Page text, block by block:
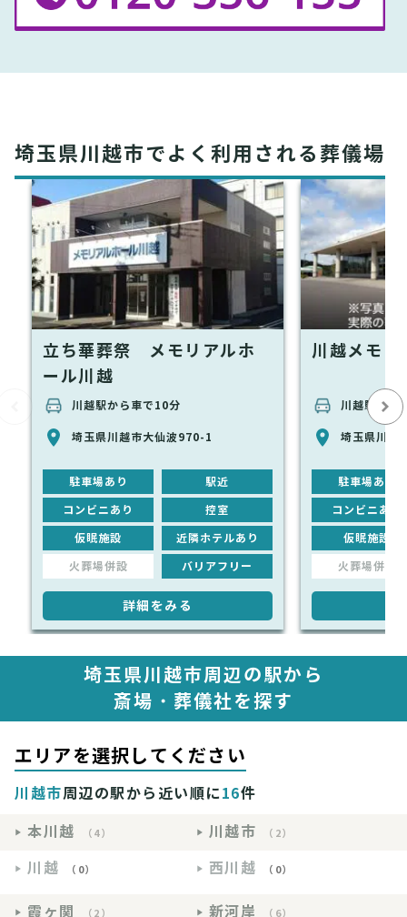
埼玉県川越市でよく利用される葬儀場
立ち華葬祭 メモリアルホ
ール川越
川越駅から車で10分
埼玉県川越市大仙波970-1
駐車場あり 駅近
コンビニあり 控室
仮眠施設 近隣ホテルあり
火葬場併設 バリアフリー
詳細をみる
川越メモリ
川越駅から
埼玉県川越
駐車場あり
コンビニあり
仮眠施設
火葬場併設
埼玉県川越市周辺の駅から
斎場・葬儀社を探す
エリアを選択してください
川越市周辺の駅から近い順に16件
本川越
（4） 川越市 （2）
川越 （0） 西川越 （0）
霞ヶ関 （2） 新河岸 （6）